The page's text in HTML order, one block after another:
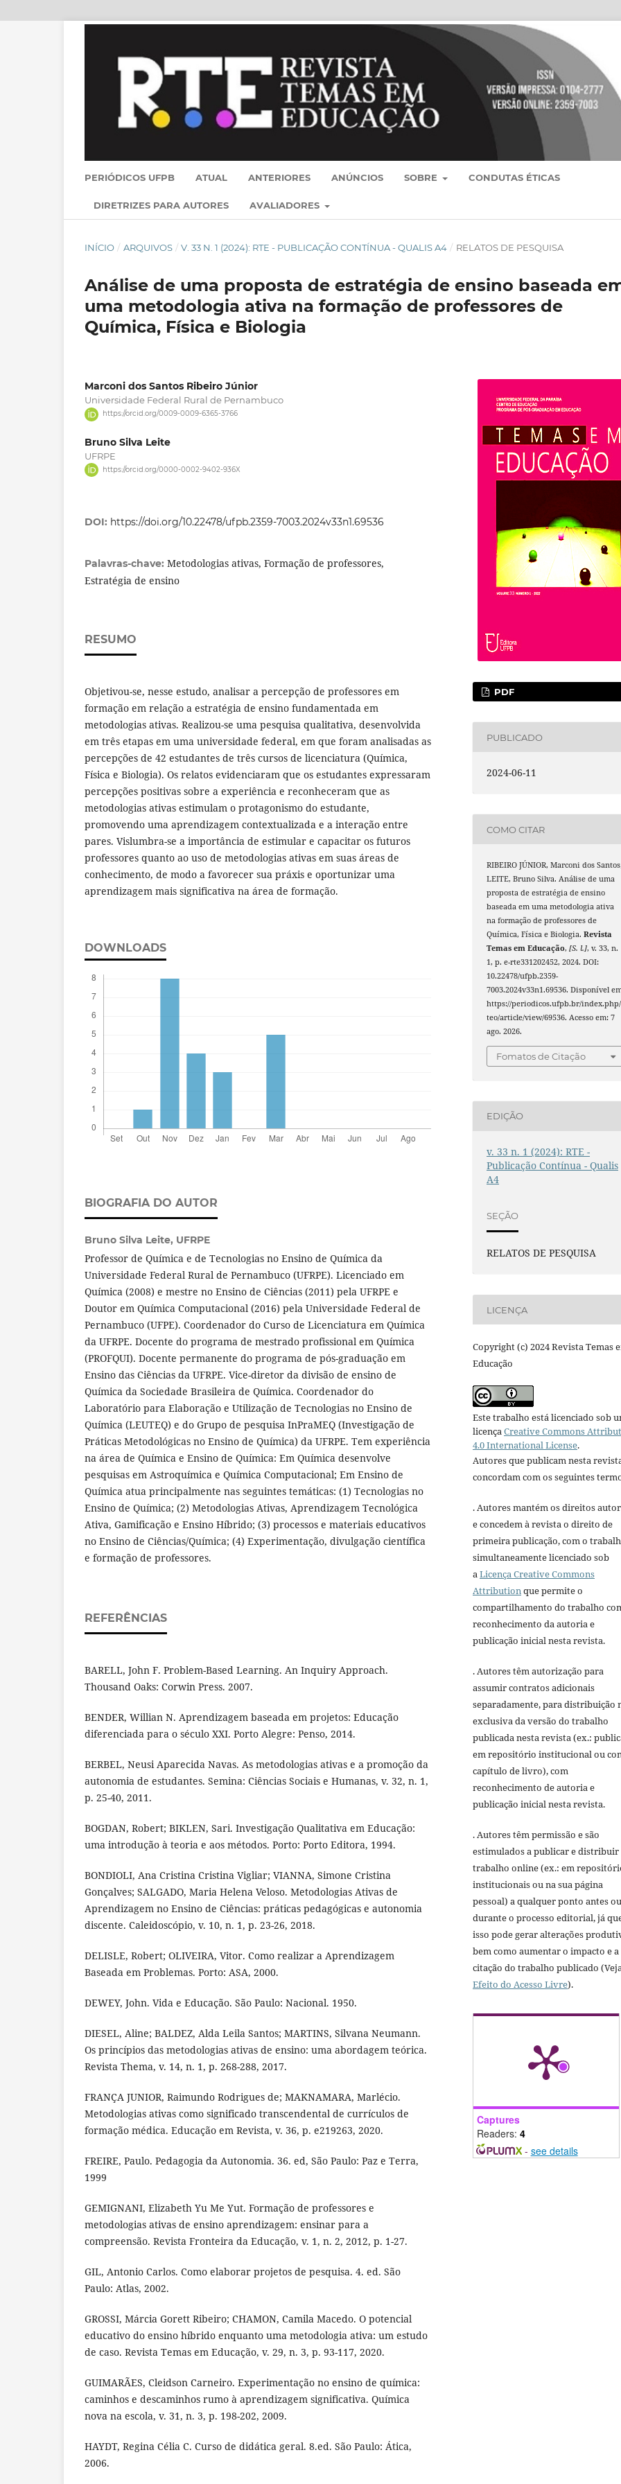
PERIÓDICOS UFPB ATUAL ANTERIORES ANÚNCIOS SOBRE CONDUTAS ÉTICAS
DIRETRIZES PARA AUTORES AVALIADORES
INÍCIO / ARQUIVOS / V. 33 N. 1 (2024): RTE - PUBLICAÇÃO CONTÍNUA - QUALIS A4 / RELATOS DE PESQUISA
Análise de uma proposta de estratégia de ensino baseada
uma metodologia ativa na formação de professores de
Química, Física e Biologia
Marconi dos Santos Ribeiro Júnior
Universidade Federal Rural de Pernambuco
https://orcid.org/0009-0009-6365-3766
Bruno Silva Leite
UFRPE
https://orcid.org/0000-0002-9402-936X
DOI: https://doi.org/10.22478/ufpb.2359-7003.2024v33n1.69536
Palavras-chave: Metodologias ativas, Formação de professores,
Estratégia de ensino
RESUMO
Objetivou-se, nesse estudo, analisar a percepção de professores em
formação em relação a estratégia de ensino fundamentada em
metodologias ativas. Realizou-se uma pesquisa qualitativa, desenvolvida
em três etapas em uma universidade federal, em que foram analisadas as
percepções de 42 estudantes de três cursos de licenciatura (Química,
Física e Biologia). Os relatos evidenciaram que os estudantes expressaram
percepções positivas sobre a experiência e reconheceram que as
metodologias ativas estimulam o protagonismo do estudante,
promovendo uma aprendizagem contextualizada e a interação entre
pares. Vislumbra-se a importância de estimular e capacitar os futuros
professores quanto ao uso de metodologias ativas em suas áreas de
conhecimento, de modo a favorecer sua práxis e oportunizar uma
aprendizagem mais significativa na área de formação.
DOWNLOADS
BIOGRAFIA DO AUTOR
Bruno Silva Leite, UFRPE
Professor de Química e de Tecnologias no Ensino de Química da
Universidade Federal Rural de Pernambuco (UFRPE). Licenciado em
Química (2008) e mestre no Ensino de Ciências (2011) pela UFRPE e
Doutor em Química Computacional (2016) pela Universidade Federal de
Pernambuco (UFPE). Coordenador do Curso de Licenciatura em Química
da UFRPE. Docente do programa de mestrado profissional em Química
(PROFQUI). Docente permanente do programa de pós-graduação em
Ensino das Ciências da UFRPE. Vice-diretor da divisão de ensino de
Química da Sociedade Brasileira de Química. Coordenador do
Laboratório para Elaboração e Utilização de Tecnologias no Ensino de
Química (LEUTEQ) e do Grupo de pesquisa InPraMEQ (Investigação de
Práticas Metodológicas no Ensino de Química) da UFRPE. Tem experiência
na área de Química e Ensino de Química: Em Química desenvolve
pesquisas em Astroquímica e Química Computacional; Em Ensino de
Química atua principalmente nas seguintes temáticas: (1) Tecnologias no
Ensino de Química; (2) Metodologias Ativas, Aprendizagem Tecnológica
Ativa, Gamificação e Ensino Híbrido; (3) processos e materiais educativos
no Ensino de Ciências/Química; (4) Experimentação, divulgação científica
e formação de professores.
REFERÊNCIAS
BARELL, John F. Problem-Based Learning. An Inquiry Approach.
Thousand Oaks: Corwin Press. 2007.
BENDER, Willian N. Aprendizagem baseada em projetos: Educação
diferenciada para o século XXI. Porto Alegre: Penso, 2014.
BERBEL, Neusi Aparecida Navas. As metodologias ativas e a promoção da
autonomia de estudantes. Semina: Ciências Sociais e Humanas, v. 32, n. 1,
p. 25-40, 2011.
BOGDAN, Robert; BIKLEN, Sari. Investigação Qualitativa em Educação:
uma introdução à teoria e aos métodos. Porto: Porto Editora, 1994.
BONDIOLI, Ana Cristina Cristina Vigliar; VIANNA, Simone Cristina
Gonçalves; SALGADO, Maria Helena Veloso. Metodologias Ativas de
Aprendizagem no Ensino de Ciências: práticas pedagógicas e autonomia
discente. Caleidoscópio, v. 10, n. 1, p. 23-26, 2018.
DELISLE, Robert; OLIVEIRA, Vitor. Como realizar a Aprendizagem
Baseada em Problemas. Porto: ASA, 2000.
DEWEY, John. Vida e Educação. São Paulo: Nacional. 1950.
DIESEL, Aline; BALDEZ, Alda Leila Santos; MARTINS, Silvana Neumann.
Os princípios das metodologias ativas de ensino: uma abordagem teórica.
Revista Thema, v. 14, n. 1, p. 268-288, 2017.
FRANÇA JUNIOR, Raimundo Rodrigues de; MAKNAMARA, Marlécio.
Metodologias ativas como significado transcendental de currículos de
formação médica. Educação em Revista, v. 36, p. e219263, 2020.
FREIRE, Paulo. Pedagogia da Autonomia. 36. ed, São Paulo: Paz e Terra,
1999
GEMIGNANI, Elizabeth Yu Me Yut. Formação de professores e
metodologias ativas de ensino aprendizagem: ensinar para a
compreensão. Revista Fronteira da Educação, v. 1, n. 2, 2012, p. 1-27.
GIL, Antonio Carlos. Como elaborar projetos de pesquisa. 4. ed. São
Paulo: Atlas, 2002.
GROSSI, Márcia Gorett Ribeiro; CHAMON, Camila Macedo. O potencial
educativo do ensino híbrido enquanto uma metodologia ativa: um estudo
de caso. Revista Temas em Educação, v. 29, n. 3, p. 93-117, 2020.
GUIMARÃES, Cleidson Carneiro. Experimentação no ensino de química:
caminhos e descaminhos rumo à aprendizagem significativa. Química
nova na escola, v. 31, n. 3, p. 198-202, 2009.
HAYDT, Regina Célia C. Curso de didática geral. 8.ed. São Paulo: Ática,
2006.
PDF
PUBLICADO
2024-06-11
COMO CITAR
RIBEIRO JÚNIOR, Marconi dos
LEITE, Bruno Silva. Análise de uma
proposta de estratégia de ensino
baseada em uma metodologia ativa
na formação de professores de
Química, Física e Biologia.Revista
Temas em Educação,[S. l.], v. 33, n.
1, p. e-rte331202452, 2024. DOI:
10.22478/ufpb.2359-
7003.2024v33n1.69536. Disponível
https://periodicos.ufpb.br/
teo/article/view/69536. Acesso em: 7
ago. 2026.
Fomatos de Citação
EDIÇÃO
v. 33 n. 1 (2024): RTE -
Publicação Contínua - Qualis
A4
SEÇÃO
RELATOS DE PESQUISA
LICENÇA
Copyright (c) 2024 Revista Temas
Educação
Este trabalho está licenciado sob
licençaCreative Commons
4.0 International License.
Autores que publicam nesta
concordam com os seguintes
. Autores mantém os direitos
e concedem à revista o direito de
primeira publicação, com o
simultaneamente licenciado sob
aLicença Creative Commons
Attributionque permite o
compartilhamento do trabalho
reconhecimento da autoria e
publicação inicial nesta revista.
. Autores têm autorização para
assumir contratos adicionais
separadamente, para distribuição
exclusiva da versão do trabalho
publicada nesta revista (ex.:
em repositório institucional ou
capítulo de livro), com
reconhecimento de autoria e
publicação inicial nesta revista.
. Autores têm permissão e são
estimulados a publicar e distribuir
trabalho online (ex.: em
institucionais ou na sua página
pessoal) a qualquer ponto antes ou
durante o processo editorial, já
isso pode gerar alterações
bem como aumentar o impacto e a
citação do trabalho publicado
Efeito do Acesso Livre).
Captures
Readers: 4
- see details